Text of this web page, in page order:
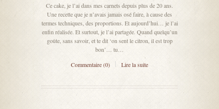
Ce cake, je l’ai dans mes carnets depuis plus de 20 ans.
Une recette que je n’avais jamais osé faire, à cause des
termes techniques, des proportions. Et aujourd’hui… je l’ai
enfin réalisée. Et surtout, je l’ai partagée. Quand quelqu’un
goûte, sans savoir, et te dit ‘on sent le citron, il est trop
bon’… tu…
Commentaire (0)
Lire la suite